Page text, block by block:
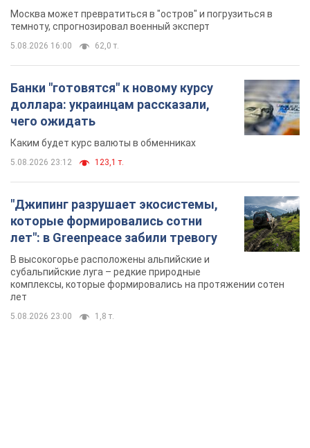
Москва может превратиться в "остров" и погрузиться в
темноту, спрогнозировал военный эксперт
5.08.2026 16:00 62,0 т.
Банки "готовятся" к новому курсу
доллара: украинцам рассказали,
чего ожидать
Каким будет курс валюты в обменниках
5.08.2026 23:12 123,1 т.
"Джипинг разрушает экосистемы,
которые формировались сотни
лет": в Greenpeace забили тревогу
В высокогорье расположены альпийские и
субальпийские луга – редкие природные
комплексы, которые формировались на протяжении сотен
лет
5.08.2026 23:00 1,8 т.